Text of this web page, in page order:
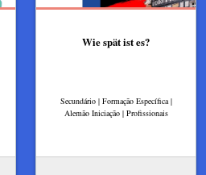
Wie spät ist es?
Secundário | Formação Específica |
Alemão Iniciação | Profissionais